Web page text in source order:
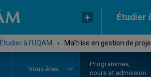
Étudier
Étudier à l'UQAM › Maîtrise en gestion de
Vous êtes
Programmes,
cours et admission